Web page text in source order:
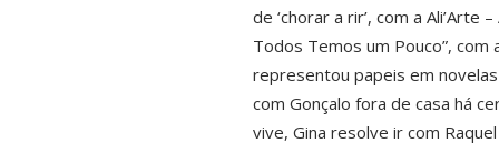
de ‘chorar a rir’, com a
Todos Temos um Pouco”,
representou papeis em
com Gonçalo fora de casa há
vive, Gina resolve ir com